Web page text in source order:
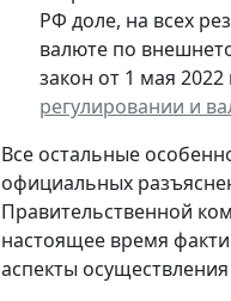
РФ доле, на всех
валюте по
закон от 1 мая
регулировании и
Все остальные
официальных
Правительственной
настоящее время
аспекты